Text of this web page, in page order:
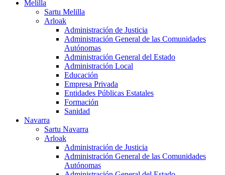
Melilla
Sartu Melilla
Arloak
Administración de Justicia
Administración General de las Comunidades
Autónomas
Administración General del Estado
Administración Local
Educación
Empresa Privada
Entidades Públicas Estatales
Formación
Sanidad
Navarra
Sartu Navarra
Arloak
Administración de Justicia
Administración General de las Comunidades
Autónomas